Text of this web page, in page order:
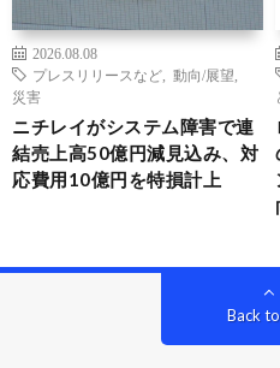
2026.08.08
プレスリリースなど
動向/展望
災害
ニチレイがシステム障害で連
結売上高50億円減見込み、対
応費用10億円を特損計上
Back